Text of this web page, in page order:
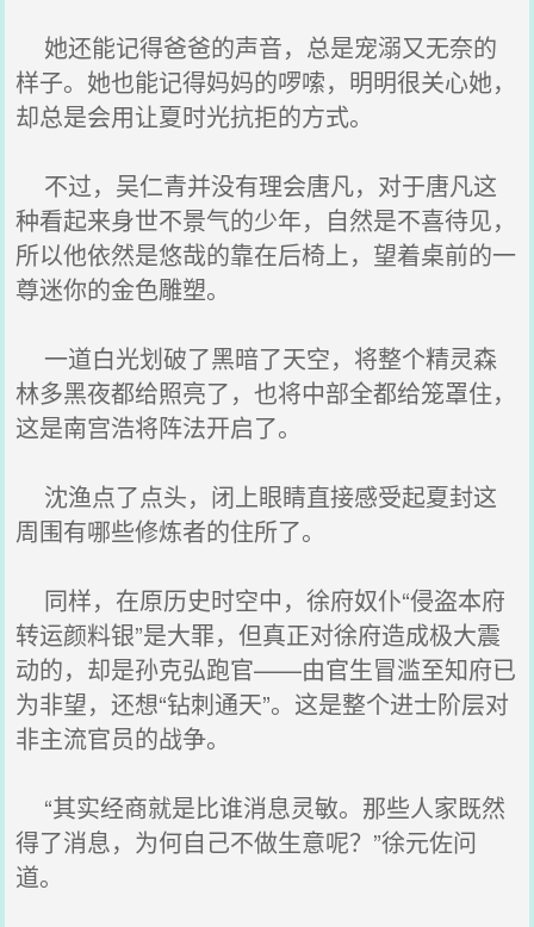
她还能记得爸爸的声音，总是宠溺又无奈的
样子。她也能记得妈妈的啰嗦，明明很关心她，
却总是会用让夏时光抗拒的方式。
不过，吴仁青并没有理会唐凡，对于唐凡这
种看起来身世不景气的少年，自然是不喜待见，
所以他依然是悠哉的靠在后椅上，望着桌前的一
尊迷你的金色雕塑。
一道白光划破了黑暗了天空，将整个精灵森
林多黑夜都给照亮了，也将中部全都给笼罩住，
这是南宫浩将阵法开启了。
沈渔点了点头，闭上眼睛直接感受起夏封这
周围有哪些修炼者的住所了。
同样，在原历史时空中，徐府奴仆“侵盗本府
转运颜料银”是大罪，但真正对徐府造成极大震
动的，却是孙克弘跑官——由官生冒滥至知府已
为非望，还想“钻刺通天”。这是整个进士阶层对
非主流官员的战争。
“其实经商就是比谁消息灵敏。那些人家既然
得了消息，为何自己不做生意呢？”徐元佐问
道。